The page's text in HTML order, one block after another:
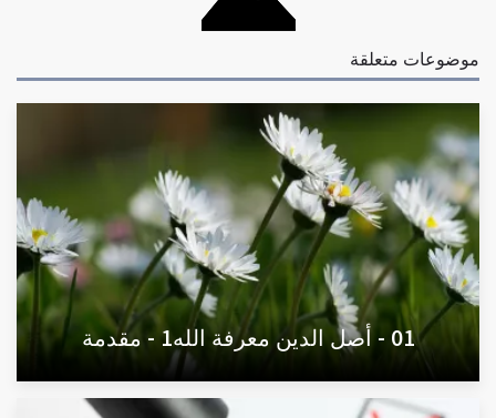
موضوعات متعلقة
01 - أصل الدين معرفة الله1 - مقدمة